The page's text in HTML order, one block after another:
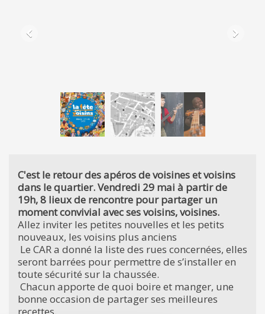
C'est le retour des apéros de voisines et voisins
dans le quartier. Vendredi 29 mai à partir de
19h, 8 lieux de rencontre pour partager un
moment convivial avec ses voisins, voisines.
Allez inviter les petites nouvelles et les petits
nouveaux, les voisins plus anciens
Le CAR a donné la liste des rues concernées, elles
seront barrées pour permettre de s’installer en
toute sécurité sur la chaussée.
Chacun apporte de quoi boire et manger, une
bonne occasion de partager ses meilleures
recettes.